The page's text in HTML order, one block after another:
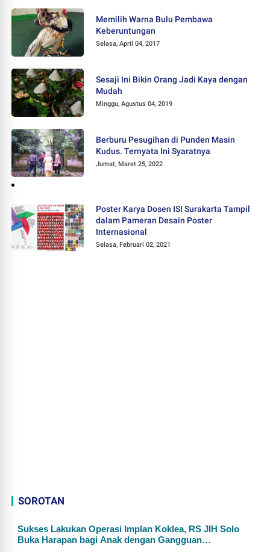
Memilih Warna Bulu Pembawa
Keberuntungan
Selasa, April 04, 2017
Sesaji Ini Bikin Orang Jadi Kaya dengan
Mudah
Minggu, Agustus 04, 2019
Berburu Pesugihan di Punden Masin
Kudus. Ternyata Ini Syaratnya
Jumat, Maret 25, 2022
Poster Karya Dosen ISI Surakarta Tampil
dalam Pameran Desain Poster
Internasional
Selasa, Februari 02, 2021
SOROTAN
Sukses Lakukan Operasi Implan Koklea, RS JIH Solo
Buka Harapan bagi Anak dengan Gangguan